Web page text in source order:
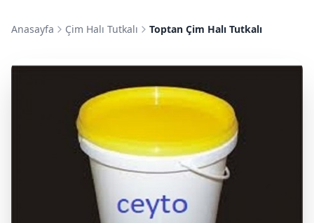
Anasayfa Çim Halı Tutkalı Toptan Çim Halı Tutkalı